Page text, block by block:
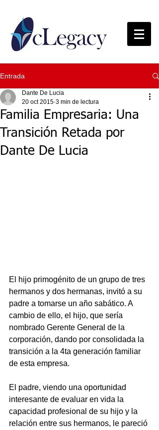
Entrada
Familia Empresaria: Una
Transición Retada por
Dante De Lucia
Dante De Lucia
20 oct 2015 3 min de lectura
​El hijo primogénito de un grupo de tres
hermanos y dos hermanas, invitó a su
padre a tomarse un año sabático. A
cambio de ello, el hijo, que sería
nombrado Gerente General de la
corporación, dando por consolidada la
transición a la 4ta generación familiar
de esta empresa.
El padre, viendo una oportunidad
interesante de evaluar en vida la
capacidad profesional de su hijo y la
relación entre sus hermanos, le pareció